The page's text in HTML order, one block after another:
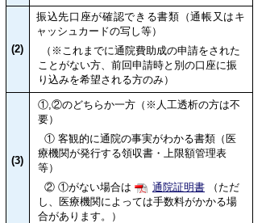
(2)
振込先口座が確認できる書類（通帳又はキ
ャッシュカードの写し等）
（※これまでに通院費助成の申請をされた
ことがない方、前回申請時と別の口座に振
り込みを希望される方のみ）
(3)
①,②のどちらか一方（※人工透析の方は不
要）
① 客観的に通院の事実がわかる書類（医
療機関が発行する領収書・上限額管理表
等）
② ①がない場合は
通院証明書 （ただ
し、医療機関によっては手数料がかかる場
合があります。）